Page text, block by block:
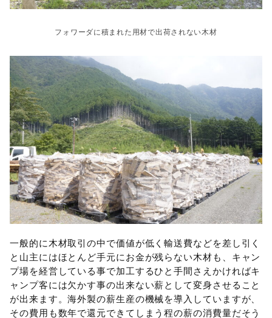
フォワーダに積まれた用材で出荷されない木材
一般的に木材取引の中で価値が低く輸送費などを差し引く
と山主にはほとんど手元にお金が残らない木材も、キャン
プ場を経営している事で加工するひと手間さえかければキ
ャンプ客には欠かす事の出来ない薪として変身させること
が出来ます。海外製の薪生産の機械を導入していますが、
その費用も数年で還元できてしまう程の薪の消費量だそう